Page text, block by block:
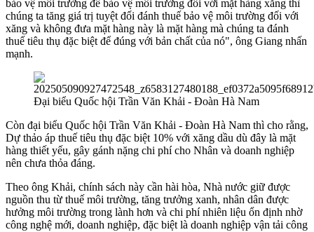
bảo vệ môi trường để bảo vệ môi trường đối với mặt hàng xăng thì
chúng ta tăng giá trị tuyệt đối đánh thuế bảo vệ môi trường đối với
xăng và không đưa mặt hàng này là mặt hàng mà chúng ta đánh
thuế tiêu thụ đặc biệt để đúng với bản chất của nó", ông Giang nhấn
mạnh.
Đại biểu Quốc hội Trần Văn Khải - Đoàn Hà Nam
Còn đại biểu Quốc hội Trần Văn Khải - Đoàn Hà Nam thì cho rằng,
Dự thảo áp thuế tiêu thụ đặc biệt 10% với xăng dầu dù đây là mặt
hàng thiết yếu, gây gánh nặng chi phí cho Nhân và doanh nghiệp
nên chưa thỏa đáng.
Theo ông Khải, chính sách này cần hài hòa, Nhà nước giữ được
nguồn thu từ thuế môi trường, tăng trưởng xanh, nhân dân được
hưởng môi trường trong lành hơn và chi phí nhiên liệu ổn định nhờ
công nghệ mới, doanh nghiệp, đặc biệt là doanh nghiệp vận tải công